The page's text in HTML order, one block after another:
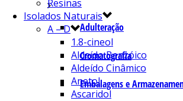
Adulteração
Cromatografia
Embalagens e
Resinas
Isolados Naturais
A – D
1.8-cineol
Aldeído Benzóico
Aldeído Cinâmico
Anetol
Ascaridol